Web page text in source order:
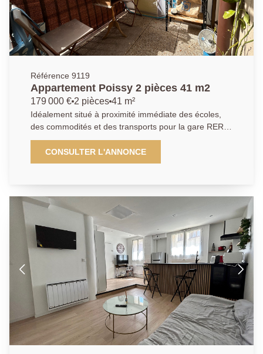
Référence 9119
Appartement Poissy 2 pièces 41 m2
179 000 € 2 pièces 41 m²
Idéalement situé à proximité immédiate des écoles,
des commodités et des transports pour la gare RER
SNCF de Poissy. A deux pas du parc du peuple de
l'herbe. Dans une copropriété récente de 2019, situé
au premier étage, un appartement comprenant une
accès à un balcon, une chambre avec rangements,
une salle de bains avec toilettes. Une place de
parking en sous-sol complète ce bien. AGENCE
PRINCIPALE: 01.30.06.69.69 (Collaborateur salarié
J.A)
CONSULTER L'ANNONCE